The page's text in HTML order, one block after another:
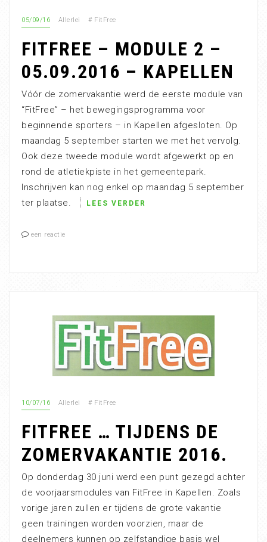
05/09/16 Allerlei # FitFree
FITFREE – MODULE 2 –
05.09.2016 – KAPELLEN
Vóór de zomervakantie werd de eerste module van
“FitFree” – het bewegingsprogramma voor
beginnende sporters – in Kapellen afgesloten. Op
maandag 5 september starten we met het vervolg.
Ook deze tweede module wordt afgewerkt op en
rond de atletiekpiste in het gemeentepark.
Inschrijven kan nog enkel op maandag 5 september
ter plaatse.
LEES VERDER
een reactie
10/07/16 Allerlei # FitFree
FITFREE … TIJDENS DE
ZOMERVAKANTIE 2016.
Op donderdag 30 juni werd een punt gezegd achter
de voorjaarsmodules van FitFree in Kapellen. Zoals
vorige jaren zullen er tijdens de grote vakantie
geen trainingen worden voorzien, maar de
deelnemers kunnen op zelfstandige basis wel